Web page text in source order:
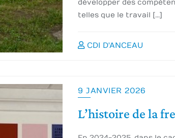
développer des
telles que le travail […]
CDI D'ANCEAU
9 JANVIER 2026
L’histoire de la